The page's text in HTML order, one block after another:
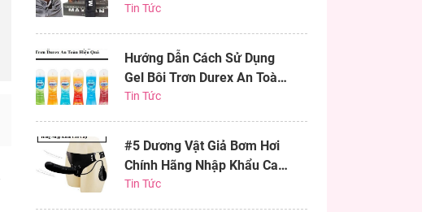
Nhất
Tin Tức
Hướng Dẫn Cách Sử Dụng
Gel Bôi Trơn Durex An Toàn
Hiệu Quả
Tin Tức
#5 Dương Vật Giả Bơm Hơi
Chính Hãng Nhập Khẩu Cao
Cấp
Tin Tức